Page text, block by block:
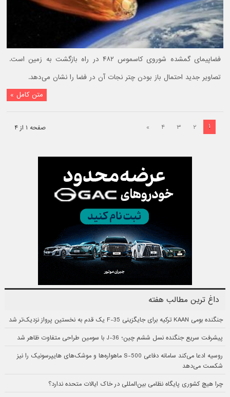
فضاپیمای گمشده شوروی کاسموس ۴۸۲ در راه بازگشت به زمین است.
تصاویر جدید احتمال باز بودن چتر نجات آن در فضا را نشان می‌دهد.
متن کامل »
صفحه ۱ از ۴ ۱ ۲ ۳ ۴ »
داغ ترین مطالب هفته
جنگنده بومی KAAN ترکیه برای جایگزینی F-35 یک قدم به نخستین پرواز نزدیک‌تر شد
پیشرفت سریع جنگنده نسل ششم چین؛ J-36 با سومین طراحی متفاوت ظاهر شد
روسیه ادعا می‌کند سامانه دفاعی S-500 ماهواره‌ها و موشک‌های هایپرسونیک را نیز
شکست می‌دهد
چرا هیچ کشوری پایگاه نظامی بین‌المللی در خاک ایالات متحده ندارد؟